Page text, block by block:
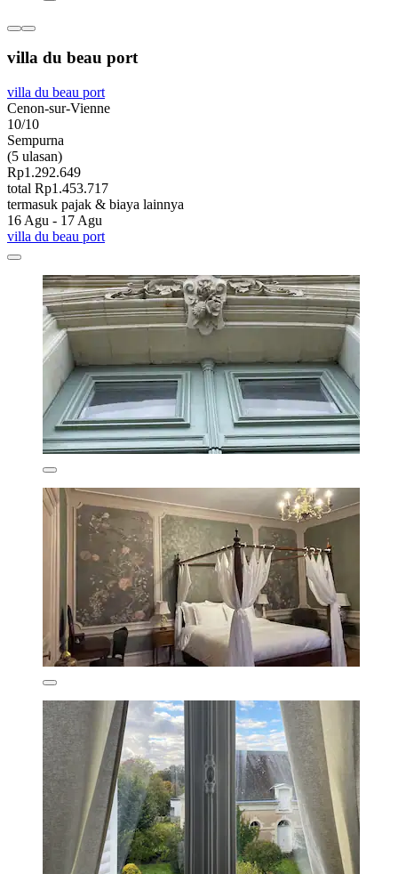
villa du beau port
villa du beau port
Cenon-sur-Vienne
10/10
Sempurna
(5 ulasan)
Rp1.292.649
total Rp1.453.717
termasuk pajak & biaya lainnya
16 Agu - 17 Agu
villa du beau port